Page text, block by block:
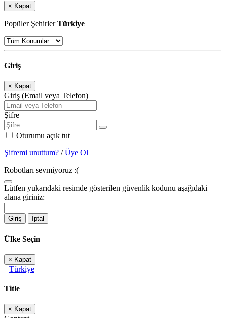
× Kapat
Popüler ŞehirlerTürkiye
Giriş
× Kapat
Giriş (Email veya Telefon)
Şifre
Oturumu açık tut
Şifremi unuttum? /Üye Ol
Robotları sevmiyoruz :(
Lütfen yukarıdaki resimde gösterilen güvenlik kodunu aşağıdaki
alana giriniz:
Giriş İptal
Ülke Seçin
× Kapat
Türkiye
Title
× Kapat